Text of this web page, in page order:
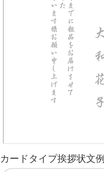
カードタイプ挨拶状文例